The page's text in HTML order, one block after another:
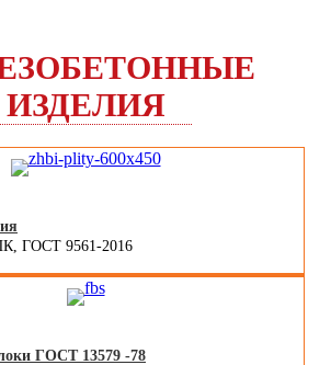
ИЗДЕЛИЯ
ГОСТ 9561-2016
ГОСТ 13579 -78